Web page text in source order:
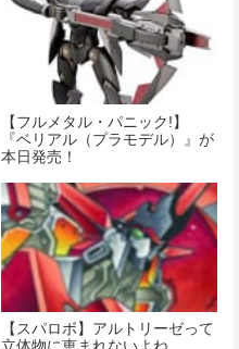
【フルメタル・パニック!】
『ベリアル（プラモデル）』が
本日発売！
【スパロボ】アルトリーゼって